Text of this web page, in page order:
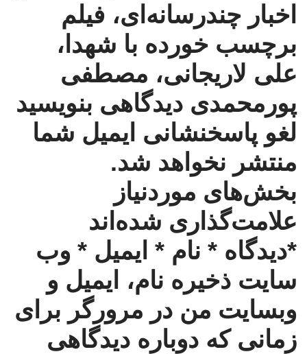
اخبار چندرسانه‌ای، فیلم
برچسب خورده با شهدا ،
علی لاریجانی، مصطفی
پورمحمدی دیدگاهی بنویسید
لغو پاسخنشانی ایمیل شما
منتشر نخواهد شد.
بخش‌های موردنیاز
علامت‌گذاری شده‌اند
*دیدگاه * نام * ایمیل * وب‌
سایت ذخیره نام، ایمیل و
وبسایت من در مرورگر برای
زمانی که دوباره دیدگاهی